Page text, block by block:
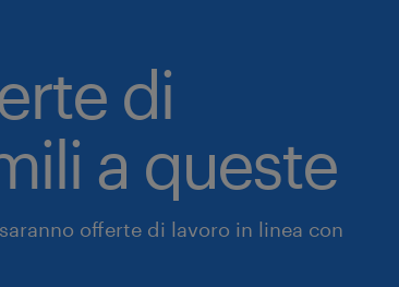
di
a queste
offerte di lavoro in linea con